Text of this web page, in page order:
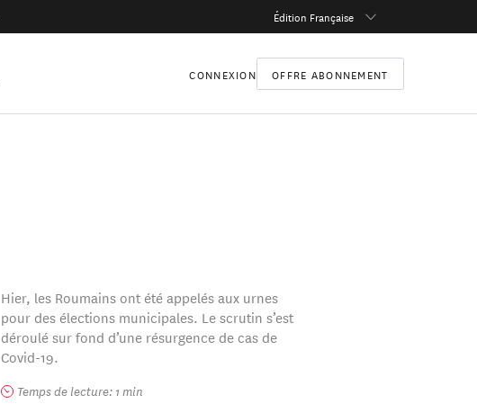
Édition Française
CONNEXION OFFRE ABONNEMENT
Hier, les Roumains ont été appelés aux urnes
pour des élections municipales. Le scrutin s’est
déroulé sur fond d’une résurgence de cas de
Covid-19.
Temps de lecture: 1 min